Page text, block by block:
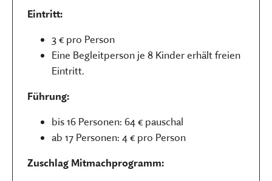
Eintritt:
3 € pro Person
Eine Begleitperson je 8 Kinder erhält freien
Eintritt.
Führung:
bis 16 Personen: 64 € pauschal
ab 17 Personen: 4 € pro Person
Zuschlag Mitmachprogramm: